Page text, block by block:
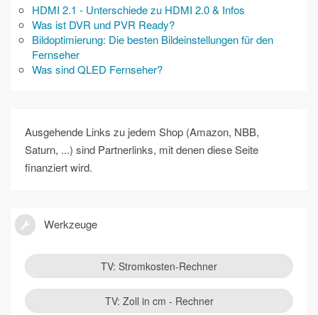
HDMI 2.1 - Unterschiede zu HDMI 2.0 & Infos
Was ist DVR und PVR Ready?
Bildoptimierung: Die besten Bildeinstellungen für den
Fernseher
Was sind QLED Fernseher?
Ausgehende Links zu jedem Shop (Amazon, NBB,
Saturn, ...) sind Partnerlinks, mit denen diese Seite
finanziert wird.
Werkzeuge
TV: Stromkosten-Rechner
TV: Zoll in cm - Rechner